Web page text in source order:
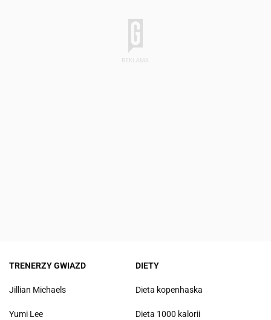
TRENERZY GWIAZD
Jillian Michaels
Yumi Lee
DIETY
Dieta kopenhaska
Dieta 1000 kalorii